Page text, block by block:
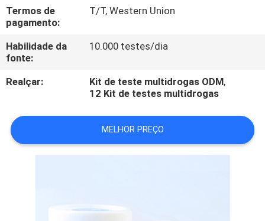
CONTACTE-
NOS
UMAS
NOTÍCIA
Termos de
pagamento:
T/T, Western Union
Habilidade da
fonte:
10.000 testes/dia
Realçar: Kit de teste multidrogas ODM,
12 Kit de testes multidrogas
MELHOR PREÇO